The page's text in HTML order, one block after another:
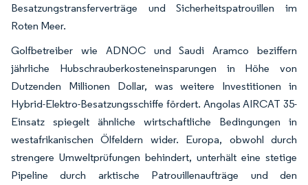
Besatzungstransferverträge und Sicherheitspatrouillen im
Roten Meer.
Golfbetreiber wie ADNOC und Saudi Aramco beziffern
jährliche Hubschrauberkosteneinsparungen in Höhe von
Dutzenden Millionen Dollar, was weitere Investitionen in
Hybrid-Elektro-Besatzungsschiffe fördert. Angolas AIRCAT 35-
Einsatz spiegelt ähnliche wirtschaftliche Bedingungen in
westafrikanischen Ölfeldern wider. Europa, obwohl durch
strengere Umweltprüfungen behindert, unterhält eine stetige
Pipeline durch arktische Patrouillenaufträge und den